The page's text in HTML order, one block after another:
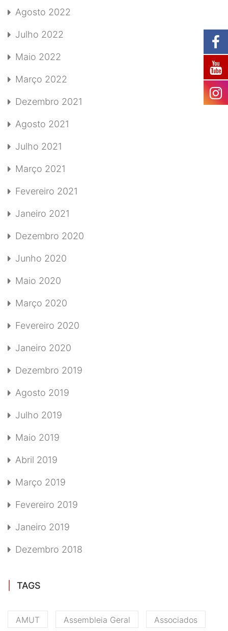
Agosto 2022
Julho 2022
Maio 2022
Março 2022
Dezembro 2021
Agosto 2021
Julho 2021
Março 2021
Fevereiro 2021
Janeiro 2021
Dezembro 2020
Junho 2020
Maio 2020
Março 2020
Fevereiro 2020
Janeiro 2020
Dezembro 2019
Agosto 2019
Julho 2019
Maio 2019
Abril 2019
Março 2019
Fevereiro 2019
Janeiro 2019
Dezembro 2018
TAGS
AMUT Assembleia Geral Associados